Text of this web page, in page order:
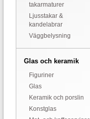
takarmaturer
Ljusstakar &
kandelabrar
Väggbelysning
Glas och keramik
Figuriner
Glas
Keramik och porslin
Konstglas